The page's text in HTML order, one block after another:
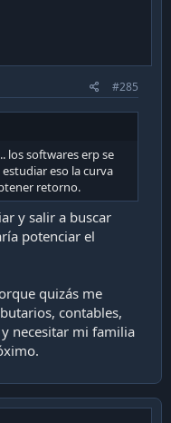
#285
los softwares erp se
eso la curva
retorno.
y salir a buscar
potenciar el
quizás me
contables,
necesitar mi familia